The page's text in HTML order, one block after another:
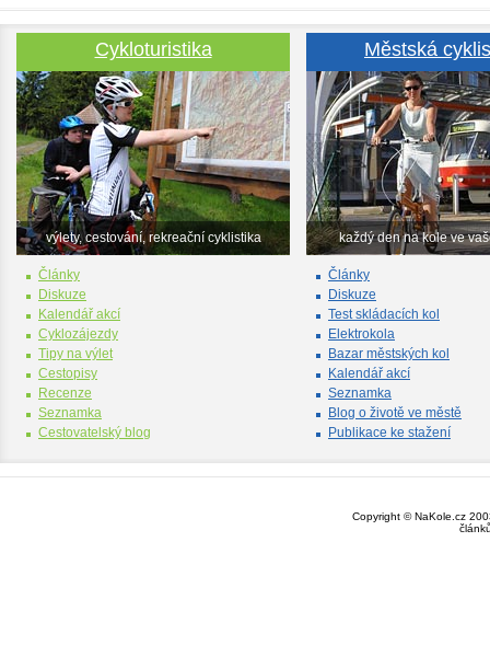
Cykloturistika
výlety, cestování, rekreační cyklistika
Články
Diskuze
Kalendář akcí
Cyklozájezdy
Tipy na výlet
Cestopisy
Recenze
Seznamka
Cestovatelský blog
Městská
každý den na kole ve
Články
Diskuze
Test skládacích kol
Elektrokola
Bazar městských kol
Kalendář akcí
Seznamka
Blog o životě ve městě
Publikace ke stažení
Copyright © NaKole.cz